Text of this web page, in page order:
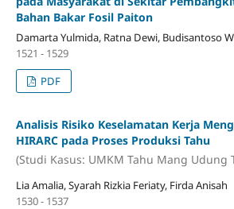
Bahan Bakar Fosil Paiton
Damarta Yulmida, Ratna Dewi, Budisantoso
1521 - 1529
PDF
Analisis Risiko Keselamatan Kerja
HIRARC pada Proses Produksi Tahu
(Studi Kasus: UMKM Tahu Mang Udung
Lia Amalia, Syarah Rizkia Feriaty, Firda Anisah
1530 - 1537